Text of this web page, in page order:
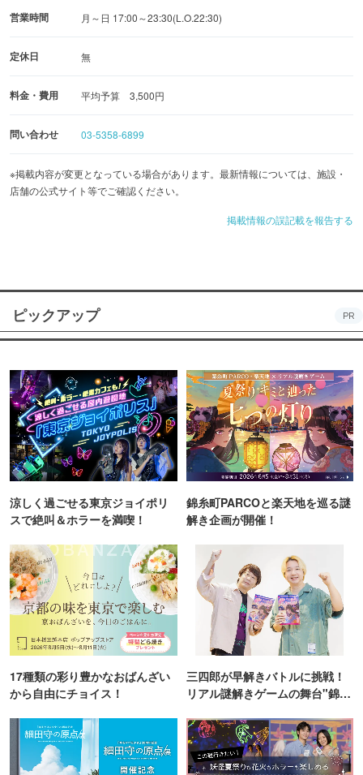
営業時間 月～日 17:00～23:30(L.O.22:30)
定休日 無
料金・費用 平均予算 3,500円
問い合わせ 03-5358-6899
※掲載内容が変更となっている場合があります。最新情報については、施設・
店舗の公式サイト等でご確認ください。
掲載情報の誤記載を報告する
ピックアップ PR
涼しく過ごせる東京ジョイポリ
スで絶叫＆ホラーを満喫！
錦糸町PARCOと楽天地を巡る謎
解き企画が開催！
17種類の彩り豊かなおばんざい
から自由にチョイス！
三四郎が早解きバトルに挑戦！
リアル謎解きゲームの舞台"錦糸